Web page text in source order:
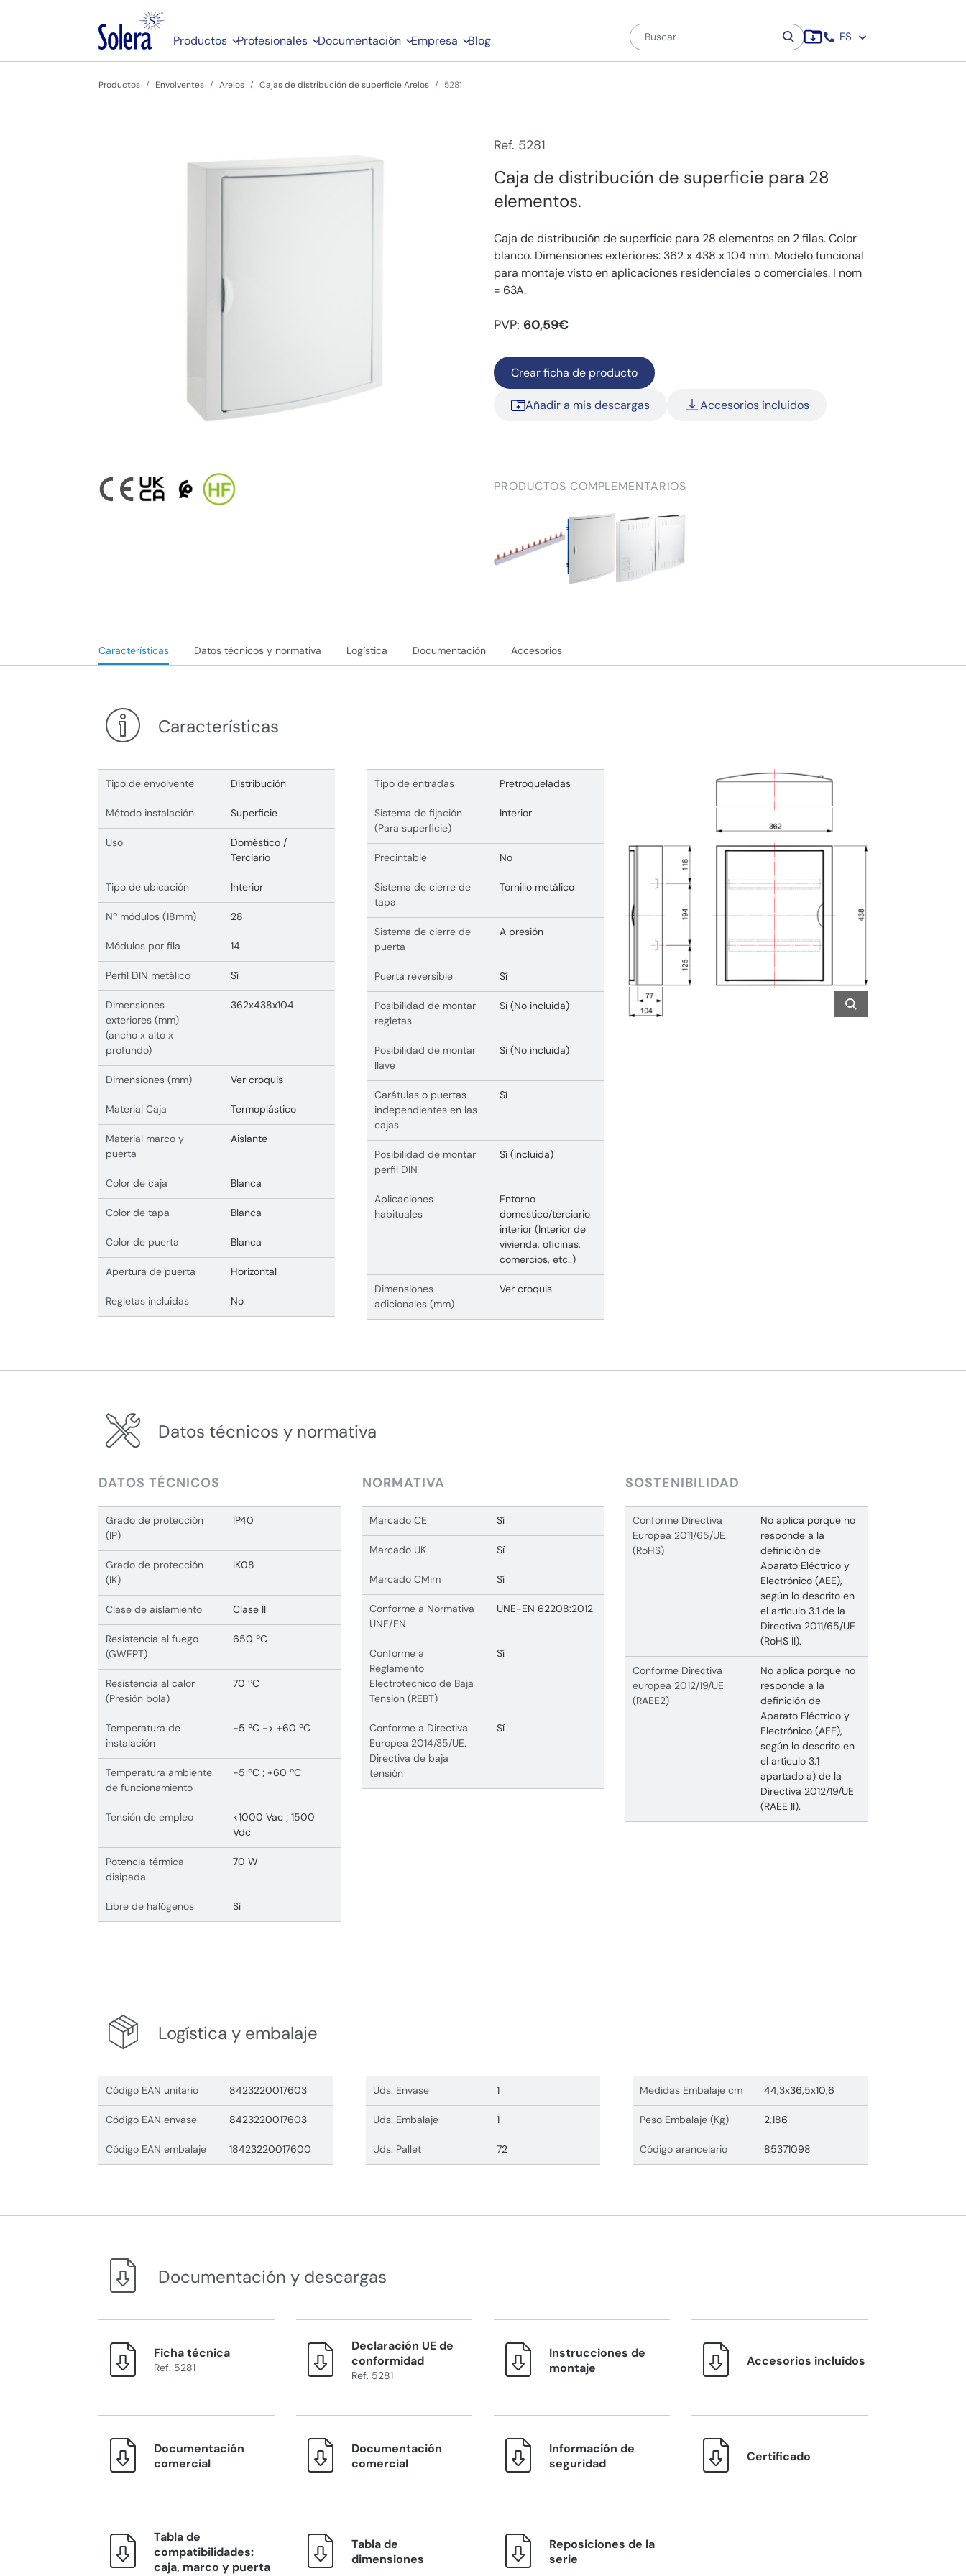
Productos Profesionales Documentación Empresa Blog ES
Productos Envolventes Arelos Cajas de distribución de superficie Arelos 5281
Ref. 5281
Caja de distribución de superficie para 28
elementos.
Caja de distribución de superficie para 28 elementos en 2 filas. Color
blanco. Dimensiones exteriores: 362 x 438 x 104 mm. Modelo funcional
para montaje visto en aplicaciones residenciales o comerciales. I nom
= 63A.
PVP: 60,59€
Crear ficha de producto
Añadir a mis descargas Accesorios incluidos
PRODUCTOS COMPLEMENTARIOS
Características Datos técnicos y normativa Logística Documentación Accesorios
Características
Tipo de envolvente Distribución
Método instalación Superficie
Uso
Doméstico /
Terciario
Tipo de ubicación Interior
Nº módulos (18mm) 28
Módulos por fila 14
Perfil DIN metálico Sí
Dimensiones
exteriores (mm)
(ancho x alto x
profundo)
362x438x104
Dimensiones (mm) Ver croquis
Material Caja Termoplástico
Material marco y
puerta
Aislante
Color de caja Blanca
Color de tapa Blanca
Color de puerta Blanca
Apertura de puerta Horizontal
Regletas incluidas No
Tipo de entradas Pretroqueladas
Sistema de fijación
(Para superficie)
Interior
Precintable No
Sistema de cierre de
tapa
Tornillo metálico
Sistema de cierre de
puerta
A presión
Puerta reversible Sí
Posibilidad de montar
regletas
Sí (No incluida)
Posibilidad de montar
llave
Si (No incluida)
Carátulas o puertas
independientes en las
cajas
Sí
Posibilidad de montar
perfil DIN
Sí (incluida)
Aplicaciones
habituales
Entorno
domestico/terciario
interior (Interior de
vivienda, oficinas,
comercios, etc..)
Dimensiones
adicionales (mm)
Ver croquis
Datos técnicos y normativa
DATOS TÉCNICOS
Grado de protección
(IP)
IP40
Grado de protección
(IK)
IK08
Clase de aislamiento Clase II
Resistencia al fuego
(GWEPT)
650 ºC
Resistencia al calor
(Presión bola)
70 ºC
Temperatura de
instalación
-5 ºC -> +60 ºC
Temperatura ambiente
de funcionamiento
-5 ºC ; +60 ºC
Tensión de empleo
<1000 Vac ; 1500
Vdc
Potencia térmica
disipada
70 W
Libre de halógenos Sí
NORMATIVA
Marcado CE Sí
Marcado UK Sí
Marcado CMim Sí
Conforme a Normativa
UNE/EN
UNE-EN 62208:2012
Conforme a
Reglamento
Electrotecnico de Baja
Tension (REBT)
Sí
Conforme a Directiva
Europea 2014/35/UE.
Directiva de baja
tensión
Sí
SOSTENIBILIDAD
Conforme Directiva
Europea 2011/65/UE
(RoHS)
No aplica porque no
responde a la
definición de
Aparato Eléctrico y
Electrónico (AEE),
según lo descrito en
el artículo 3.1 de la
Directiva 2011/65/UE
(RoHS II).
Conforme Directiva
europea 2012/19/UE
(RAEE2)
No aplica porque no
responde a la
definición de
Aparato Eléctrico y
Electrónico (AEE),
según lo descrito en
el artículo 3.1
apartado a) de la
Directiva 2012/19/UE
(RAEE II).
Logística y embalaje
Código EAN unitario 8423220017603
Código EAN envase 8423220017603
Código EAN embalaje 18423220017600
Uds. Envase 1
Uds. Embalaje 1
Uds. Pallet 72
Medidas Embalaje cm 44,3x36,5x10,6
Peso Embalaje (Kg) 2,186
Código arancelario 85371098
Documentación y descargas
Ficha técnica
Ref. 5281
Declaración UE de
conformidad
Ref. 5281
Instrucciones de
montaje
Accesorios incluidos
Documentación
comercial
Documentación
comercial
Información de
seguridad
Certificado
Tabla de
compatibilidades:
caja, marco y puerta
Tabla de
dimensiones
Reposiciones de la
serie